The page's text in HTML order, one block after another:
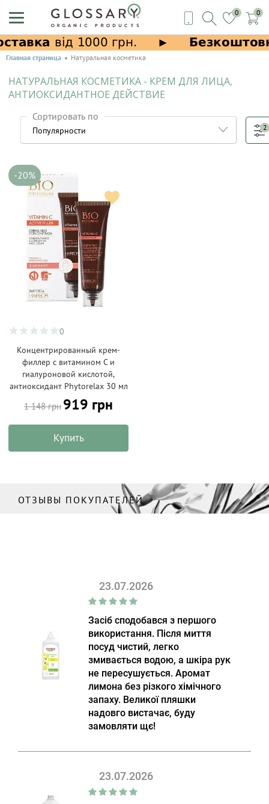
0 0
Главная страница Натуральная косметика
НАТУРАЛЬНАЯ КОСМЕТИКА - КРЕМ ДЛЯ ЛИЦА,
АНТИОКСИДАНТНОЕ ДЕЙСТВИЕ
Сортировать по
2
-20%
0
Концентрированный крем-
филлер с витамином С и
гиалуроновой кислотой,
антиоксидант Phytorelax 30 мл
1 148 грн 919 грн
Купить
ОТЗЫВЫ ПОКУПАТЕЛЕЙ
23.07.2026
Засіб сподобався з першого
використання. Після миття
посуд чистий, легко
змивається водою, а шкіра рук
не пересушується. Аромат
лимона без різкого хімічного
запаху. Великої пляшки
надовго вистачає, буду
замовляти щє!
23.07.2026